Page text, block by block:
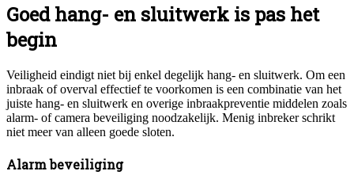
Goed hang- en sluitwerk is pas het
begin
Veiligheid eindigt niet bij enkel degelijk hang- en sluitwerk. Om een
inbraak of overval effectief te voorkomen is een combinatie van het
juiste hang- en sluitwerk en overige inbraakpreventie middelen zoals
alarm- of camera beveiliging noodzakelijk. Menig inbreker schrikt
niet meer van alleen goede sloten.
Alarm beveiliging